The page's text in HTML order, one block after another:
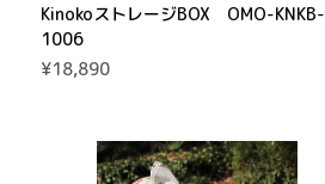
KinokoストレージBOX OMO-KNKB-
1006
¥18,890